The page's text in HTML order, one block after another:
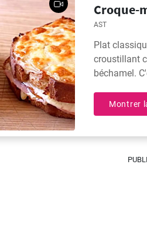
Croque-
AST
Plat
croustillant
béchamel.
léger.Montrer